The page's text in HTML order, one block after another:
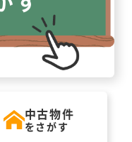
中古物件
をさがす